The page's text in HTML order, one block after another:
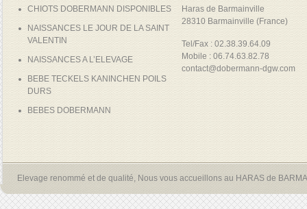
CHIOTS DOBERMANN DISPONIBLES
NAISSANCES LE JOUR DE LA SAINT
VALENTIN
NAISSANCES A L’ELEVAGE
BEBE TECKELS KANINCHEN POILS
DURS
BEBES DOBERMANN
Haras de Barmainville
28310 Barmainville (France)
Tel/Fax : 02.38.39.64.09
Mobile : 06.74.63.82.78
contact@dobermann-dgw.com
Elevage renommé et de qualité, Nous vous accueillons au HARAS de